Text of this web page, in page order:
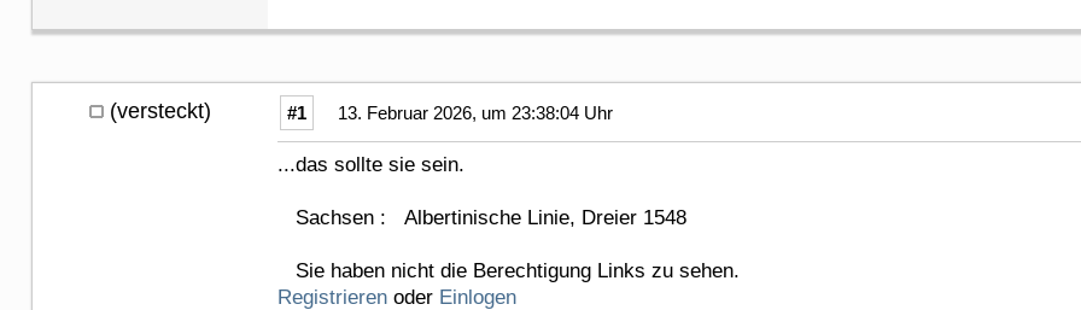
(versteckt) #1 13. Februar 2026, um 23:38:04 Uhr
...das sollte sie sein.
Sachsen : Albertinische Linie, Dreier 1548
Sie haben nicht die Berechtigung Links zu sehen.
Registrieren oder Einlogen